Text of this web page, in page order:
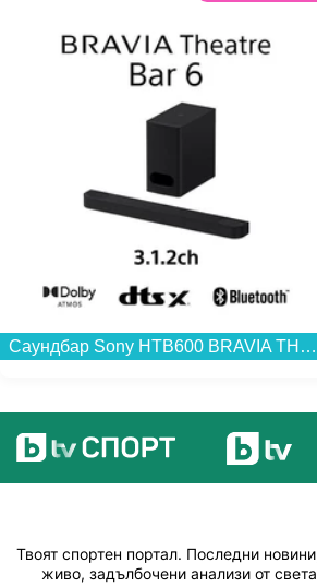
Саундбар Sony HTB600 BRAVIA THEATRE BAR 6...
Твоят спортен портал. Последни
живо, задълбочени анализи от